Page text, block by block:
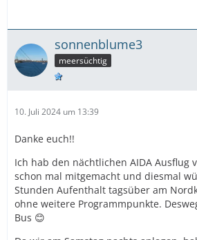
sonnenblume3
meersüchtig
10. Juli 2024 um 13:39
Danke euch!!
Ich hab den nächtlichen AIDA Ausflug
schon mal mitgemacht und diesmal
Stunden Aufenthalt tagsüber am
ohne weitere Programmpunkte.
Bus 😊